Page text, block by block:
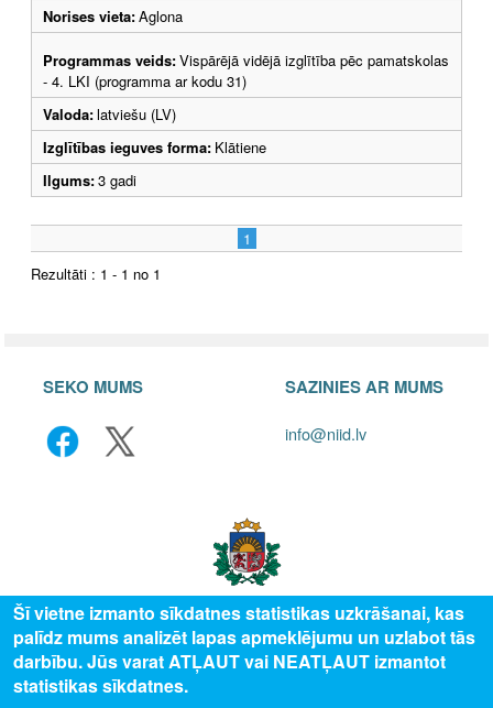
Norises vieta:Aglona
Programmas veids:Vispārējā vidējā izglītība pēc pamatskolas
- 4. LKI (programma ar kodu 31)
Valoda:latviešu (LV)
Izglītības ieguves forma: Klātiene
Ilgums:3 gadi
1
Rezultāti : 1 - 1 no 1
SEKO MUMS SAZINIES AR MUMS
info@niid.lv
© 2025 Valsts izglītības attīstības aģentūra, publicētā satura visas tiesības
Šī vietne izmanto sīkdatnes statistikas uzkrāšanai, kas
palīdz mums analizēt lapas apmeklējumu un uzlabot tās
darbību. Jūs varat ATĻAUT vai NEATĻAUT izmantot
statistikas sīkdatnes.